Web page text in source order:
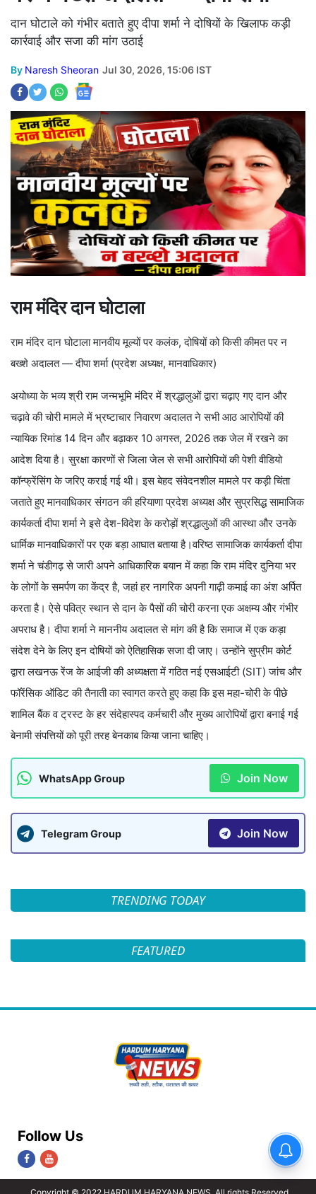
दान घोटाले को गंभीर बताते हुए दीपा शर्मा ने दोषियों के खिलाफ कड़ी
कार्रवाई और सजा की मांग उठाई
By Naresh Sheoran Jul 30, 2026, 15:06 IST
राम मंदिर दान घोटाला
राम मंदिर दान घोटाला मानवीय मूल्यों पर कलंक, दोषियों को किसी कीमत पर न
बख्शे अदालत — दीपा शर्मा (प्रदेश अध्यक्ष, मानवाधिकार)
अयोध्या के भव्य श्री राम जन्मभूमि मंदिर में श्रद्धालुओं द्वारा चढ़ाए गए दान और
चढ़ावे की चोरी मामले में भ्रष्टाचार निवारण अदालत ने सभी आठ आरोपियों की
न्यायिक रिमांड 14 दिन और बढ़ाकर 10 अगस्त, 2026 तक जेल में रखने का
आदेश दिया है। सुरक्षा कारणों से जिला जेल से सभी आरोपियों की पेशी वीडियो
कॉन्फ्रेंसिंग के जरिए कराई गई थी। इस बेहद संवेदनशील मामले पर कड़ी चिंता
जताते हुए मानवाधिकार संगठन की हरियाणा प्रदेश अध्यक्ष और सुप्रसिद्ध सामाजिक
कार्यकर्ता दीपा शर्मा ने इसे देश-विदेश के करोड़ों श्रद्धालुओं की आस्था और उनके
धार्मिक मानवाधिकारों पर एक बड़ा आघात बताया है।वरिष्ठ सामाजिक कार्यकर्ता दीपा
शर्मा ने चंडीगढ़ से जारी अपने आधिकारिक बयान में कहा कि राम मंदिर दुनिया भर
के लोगों के समर्पण का केंद्र है, जहां हर नागरिक अपनी गाढ़ी कमाई का अंश अर्पित
करता है। ऐसे पवित्र स्थान से दान के पैसों की चोरी करना एक अक्षम्य और गंभीर
अपराध है। दीपा शर्मा ने माननीय अदालत से मांग की है कि समाज में एक कड़ा
संदेश देने के लिए इन दोषियों को ऐतिहासिक सजा दी जाए। उन्होंने सुप्रीम कोर्ट
द्वारा लखनऊ रेंज के आईजी की अध्यक्षता में गठित नई एसआईटी (SIT) जांच और
फॉरेंसिक ऑडिट की तैनाती का स्वागत करते हुए कहा कि इस महा-चोरी के पीछे
शामिल बैंक व ट्रस्ट के हर संदेहास्पद कर्मचारी और मुख्य आरोपियों द्वारा बनाई गई
बेनामी संपत्तियों को पूरी तरह बेनकाब किया जाना चाहिए।
WhatsApp Group Join Now
Telegram Group Join Now
TRENDING TODAY
FEATURED
Follow Us